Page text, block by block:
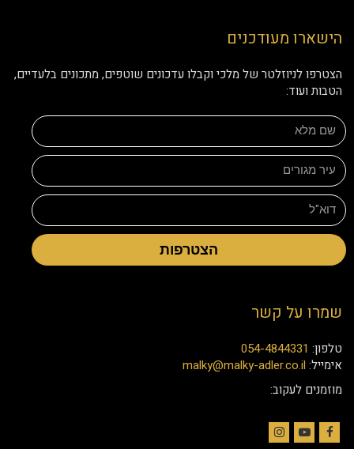
הישארו מעודכנים
הצטרפו לניוזלטר של מלכי וקבלו עדכונים שוטפים, מתכונים בלעדיים,
הטבות ועוד:
הצטרפות
שמרו על קשר
טלפון: 054-4844331
אימייל: malky@malky-adler.co.il
מוזמנים לעקוב: